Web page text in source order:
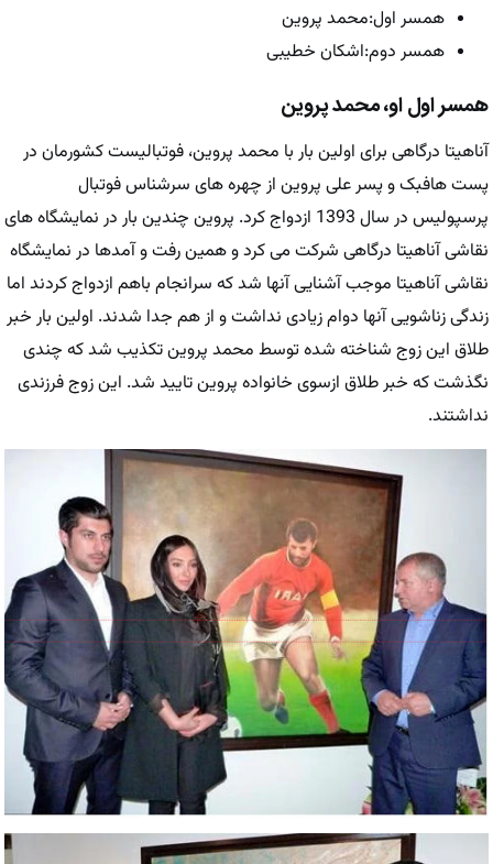
همسر اول:محمد پروین
همسر دوم:اشکان خطیبی
همسر اول او، محمد پروین
آناهیتا درگاهی برای اولین بار با محمد پروین، فوتبالیست کشورمان در
پست هافبک و پسر علی پروین از چهره های سرشناس فوتبال
پرسپولیس در سال 1393 ازدواج کرد. پروین چندین بار در نمایشگاه های
نقاشی آناهیتا درگاهی شرکت می کرد و همین رفت و آمدها در نمایشگاه
نقاشی آناهیتا موجب آشنایی آنها شد که سرانجام باهم ازدواج کردند اما
زندگی زناشویی آنها دوام زیادی نداشت و از هم جدا شدند. اولین بار خبر
طلاق این زوج شناخته شده توسط محمد پروین تکذیب شد که چندی
نگذشت که خبر طلاق ازسوی خانواده پروین تایید شد. این زوج فرزندی
نداشتند.